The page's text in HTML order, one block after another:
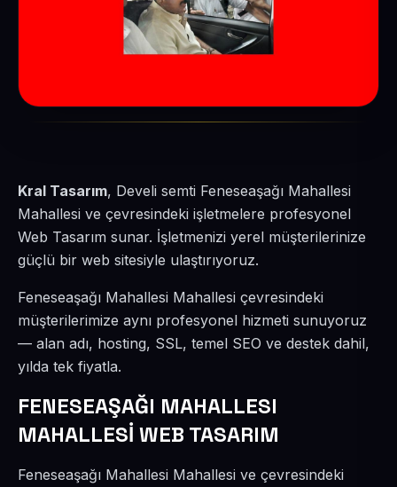
Kral Tasarım, Develi semti Feneseaşağı Mahallesi
Mahallesi ve çevresindeki işletmelere profesyonel
Web Tasarım sunar. İşletmenizi yerel müşterilerinize
güçlü bir web sitesiyle ulaştırıyoruz.
Feneseaşağı Mahallesi Mahallesi çevresindeki
müşterilerimize aynı profesyonel hizmeti sunuyoruz
— alan adı, hosting, SSL, temel SEO ve destek dahil,
yılda tek fiyatla.
FENESEAŞAĞI MAHALLESI
MAHALLESİ WEB TASARIM
Feneseaşağı Mahallesi Mahallesi ve çevresindeki